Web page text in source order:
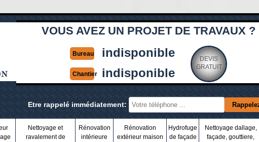
VOUS AVEZ UN PROJET DE TRAVAUX ?
Bureau indisponible
Chantier indisponible
DEVIS
GRATUIT
Etre rappelé immédiatement:
Nettoyage et
ravalement de
Rénovation
intérieure
Rénovation
extérieur maison
Hydrofuge
de façade
Nettoyage dallage,
façade, gouttiere,